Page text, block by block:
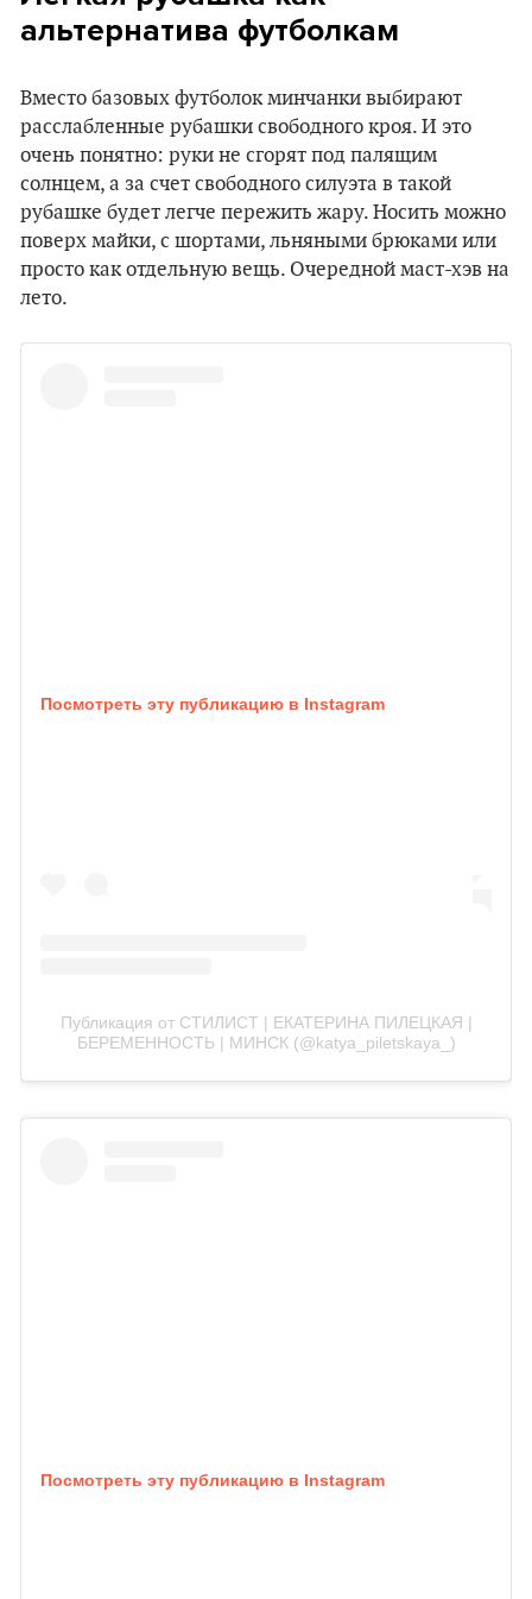
альтернатива футболкам
Вместо базовых футболок минчанки выбирают
расслабленные рубашки свободного кроя. И это
очень понятно: руки не сгорят под палящим
солнцем, а за счет свободного силуэта в такой
рубашке будет легче пережить жару. Носить можно
поверх майки, с шортами, льняными брюками или
просто как отдельную вещь. Очередной маст-хэв на
лето.
Посмотреть эту публикацию в Instagram
Публикация от СТИЛИСТ | ЕКАТЕРИНА ПИЛЕЦКАЯ |
БЕРЕМЕННОСТЬ | МИНСК (@katya_piletskaya_)
Посмотреть эту публикацию в Instagram